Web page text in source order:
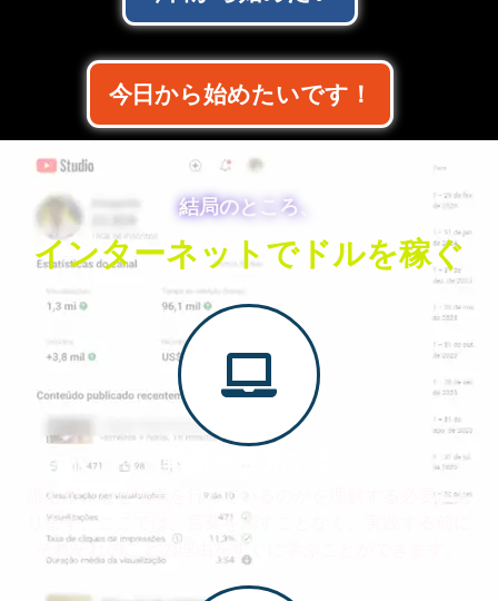
今日から始めたいです！
結局のところ、
インターネットでドルを稼ぐ
戦略を発見する
誰もが、なぜ物事を行っているのかを理解する必要があ
ります。ここでは、言葉を濁すことなく、実践する前に
それぞれのことの理由をすぐに学ぶことができます。